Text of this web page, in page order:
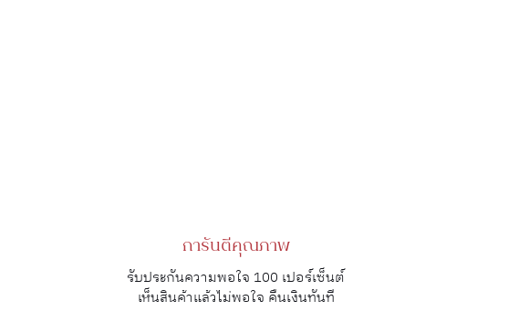
การันตีคุณภาพ
รับประกันความพอใจ 100 เปอร์เซ็นต์
เห็นสินค้าแล้วไม่พอใจ คืนเงินทันที